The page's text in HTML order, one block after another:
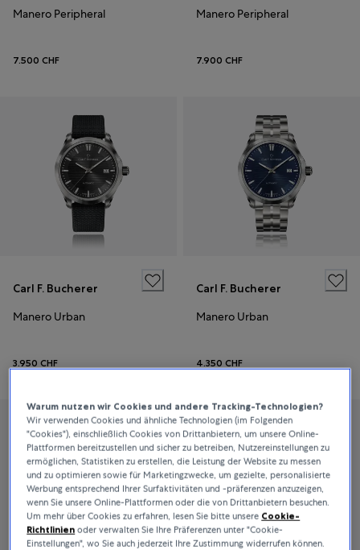
Manero Peripheral
7.500 CHF
Manero Peripheral
7.900 CHF
Carl F. Bucherer
Manero Urban
3.950 CHF
Carl F. Bucherer
Manero Urban
4.350 CHF
Warum nutzen wir Cookies und andere Tracking-Technologien?
Wir verwenden Cookies und ähnliche Technologien (im Folgenden
"Cookies"), einschließlich Cookies von Drittanbietern, um unsere Online-
Plattformen bereitzustellen und sicher zu betreiben, Nutzereinstellungen zu
ermöglichen, Statistiken zu erstellen, die Leistung der Website zu messen
und zu optimieren sowie für Marketingzwecke, um gezielte, personalisierte
Werbung entsprechend Ihrer Surfaktivitäten und -präferenzen anzuzeigen,
wenn Sie unsere Online-Plattformen oder die von Drittanbietern besuchen.
Um mehr über Cookies zu erfahren, lesen Sie bitte unsere Cookie-
Richtlinien oder verwalten Sie Ihre Präferenzen unter "Cookie-
Einstellungen", wo Sie auch jederzeit Ihre Zustimmung widerrufen können.